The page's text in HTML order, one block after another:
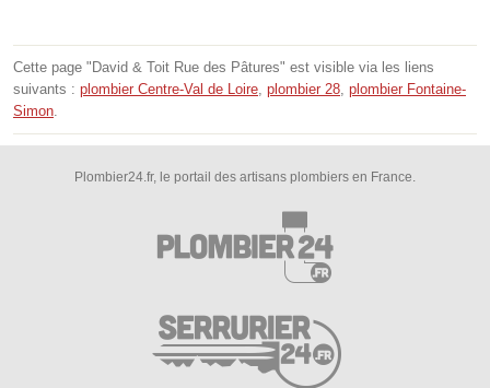
Cette page "David & Toit Rue des Pâtures" est visible via les liens
suivants : plombier Centre-Val de Loire, plombier 28, plombier Fontaine-
Simon.
Plombier24.fr, le portail des artisans plombiers en France.